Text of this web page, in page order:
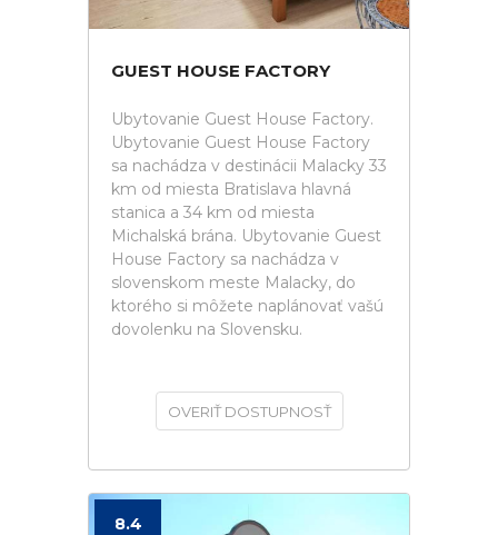
GUEST HOUSE FACTORY
Ubytovanie Guest House Factory.
Ubytovanie Guest House Factory
sa nachádza v destinácii Malacky 33
km od miesta Bratislava hlavná
stanica a 34 km od miesta
Michalská brána. Ubytovanie Guest
House Factory sa nachádza v
slovenskom meste Malacky, do
ktorého si môžete naplánovať vašú
dovolenku na Slovensku.
OVERIŤ DOSTUPNOSŤ
8.4